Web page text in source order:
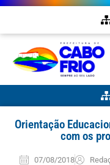
Orientação
com os
07/08/2018